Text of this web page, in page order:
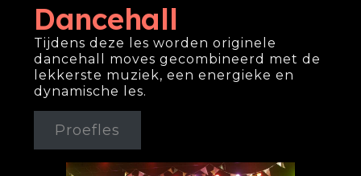
Dancehall
Tijdens deze les worden originele
dancehall moves gecombineerd met de
lekkerste muziek, een energieke en
dynamische les.
Proefles